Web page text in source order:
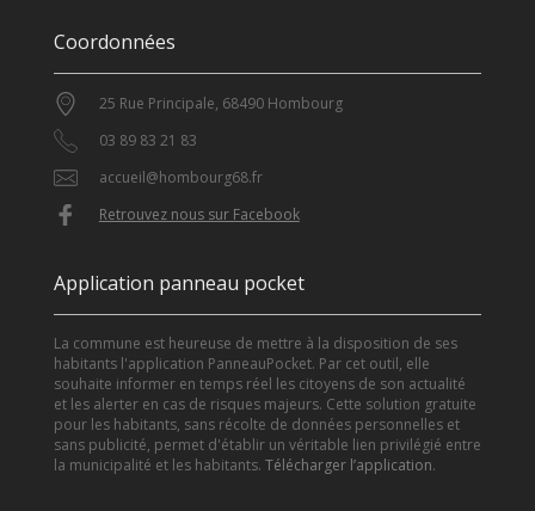
Coordonnées
25 Rue Principale, 68490 Hombourg
03 89 83 21 83
accueil@hombourg68.fr
Retrouvez nous sur Facebook
Application panneau pocket
La commune est heureuse de mettre à la disposition de ses
habitants l'application PanneauPocket. Par cet outil, elle
souhaite informer en temps réel les citoyens de son actualité
et les alerter en cas de risques majeurs. Cette solution gratuite
pour les habitants, sans récolte de données personnelles et
sans publicité, permet d'établir un véritable lien privilégié entre
la municipalité et les habitants. Télécharger l’application.